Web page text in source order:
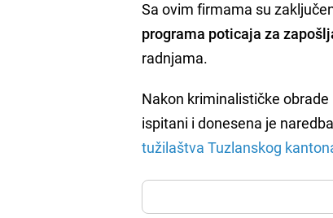
Sa ovim firmama su
programa poticaja za
radnjama.
Nakon kriminalističke
ispitani i donesena je
tužilaštva Tuzlanskog